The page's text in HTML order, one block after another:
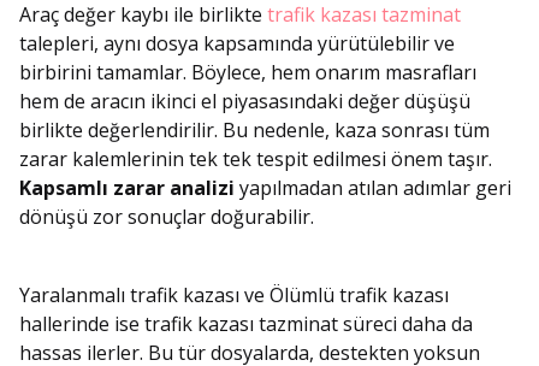
Araç değer kaybı ile birlikte trafik kazası tazminat
talepleri, aynı dosya kapsamında yürütülebilir ve
birbirini tamamlar. Böylece, hem onarım masrafları
hem de aracın ikinci el piyasasındaki değer düşüşü
birlikte değerlendirilir. Bu nedenle, kaza sonrası tüm
zarar kalemlerinin tek tek tespit edilmesi önem taşır.
Kapsamlı zarar analizi yapılmadan atılan adımlar geri
dönüşü zor sonuçlar doğurabilir.
Yaralanmalı trafik kazası ve Ölümlü trafik kazası
hallerinde ise trafik kazası tazminat süreci daha da
hassas ilerler. Bu tür dosyalarda, destekten yoksun